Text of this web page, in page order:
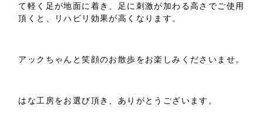
て軽く足が地面に着き、足に刺激が加わる高さでご使用
頂くと、リハビリ効果が高くなります。
アックちゃんと笑顔のお散歩をお楽しみくださいませ。
はな工房をお選び頂き、ありがとうございます。